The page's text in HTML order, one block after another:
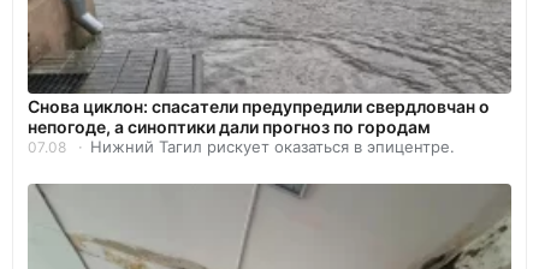
Снова циклон: спасатели предупредили свердловчан о
непогоде, а синоптики дали прогноз по городам
07.08 Нижний Тагил рискует оказаться в эпицентре.